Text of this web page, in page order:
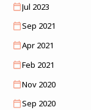
Jul 2023
Sep 2021
Apr 2021
Feb 2021
Nov 2020
Sep 2020